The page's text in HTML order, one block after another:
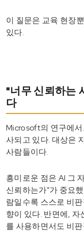
이 질문은 교육 현장
있다.
"너무 신뢰하는
다
Microsoft의 연구에
사되고 있다. 대상은
사람들이다.
흥미로운 점은 AI 그
신뢰하는가"가 중요
람일수록 스스로 비
향이 있다. 반면에,
를 사용하면서도 비